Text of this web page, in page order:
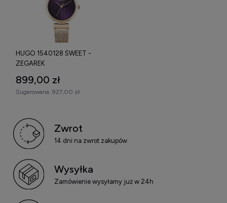
HUGO 1540128 SWEET -
ZEGAREK
899,00 zł
Sugerowana: 927,00 zł
Zwrot
14 dni na zwrot zakupów
Wysyłka
Zamówienie wysyłamy już w 24h